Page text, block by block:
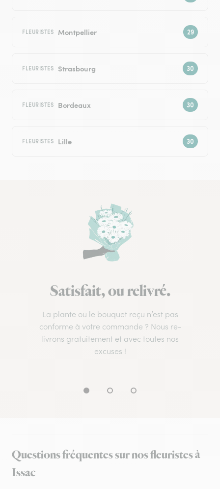
FLEURISTES Montpellier
FLEURISTES Strasbourg
FLEURISTES Bordeaux
FLEURISTES Lille
Satisfait, ou relivré.
La plante ou le bouquet reçu n’est pas
conforme à votre commande ? Nous re-
livrons gratuitement et avec toutes nos
excuses !
Questions fréquentes sur nos fleuristes à
Issac